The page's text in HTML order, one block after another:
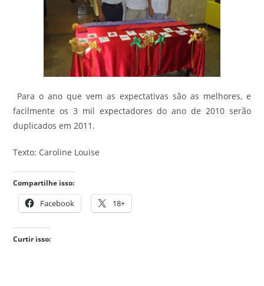
Para o ano que vem as expectativas são as melhores, e
facilmente os 3 mil expectadores do ano de 2010 serão
duplicados em 2011.
Texto: Caroline Louise
Compartilhe isso:
Facebook 18+
Curtir isso: